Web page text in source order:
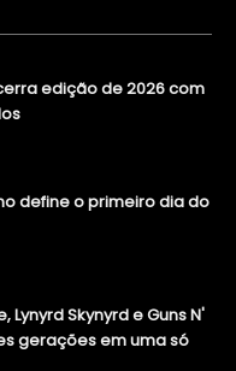
edição de 2026 com
define o primeiro dia do
Lynyrd Skynyrd e Guns N'
gerações em uma só